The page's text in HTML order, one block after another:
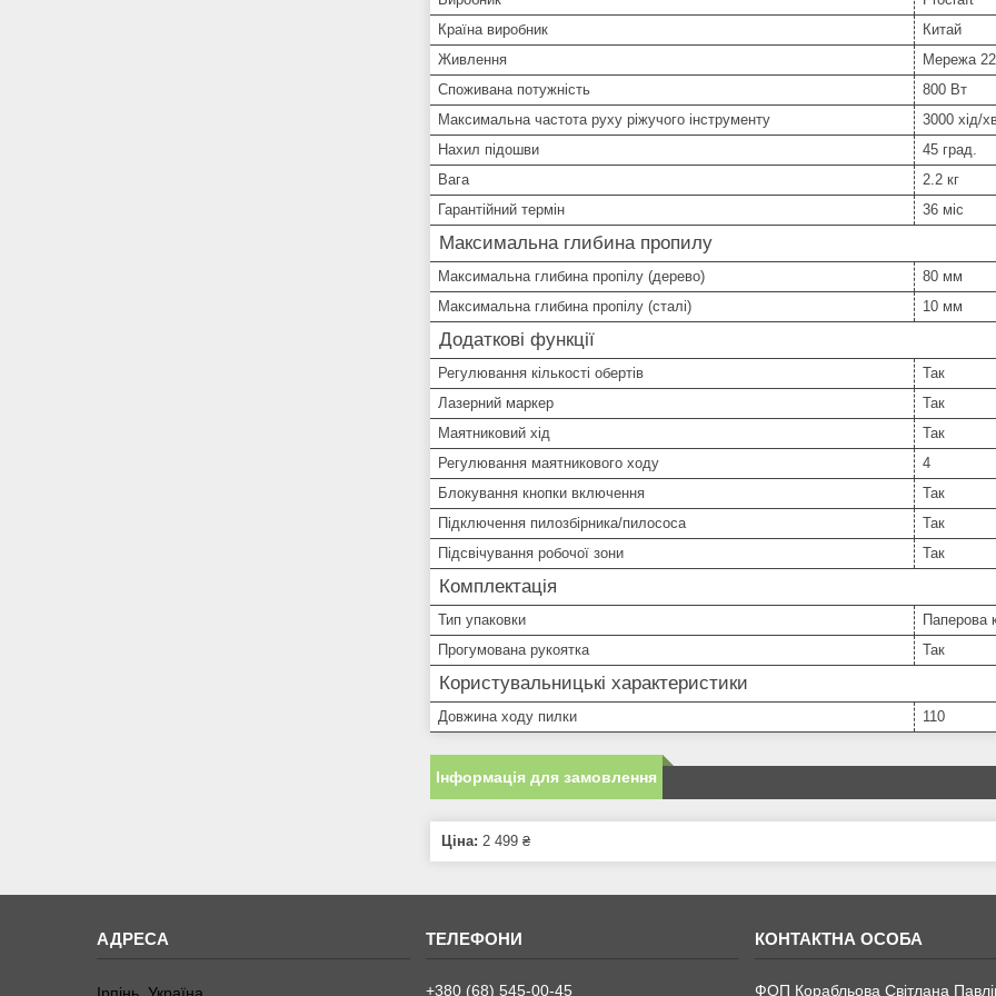
Країна виробник
Китай
Живлення
Мережа
Споживана потужність
800 Вт
Максимальна частота руху ріжучого інструменту
3000 хід/
Нахил підошви
45 град.
Вага
2.2 кг
Гарантійний термін
36 міс
Максимальна глибина пропилу
Максимальна глибина пропілу (дерево)
80 мм
Максимальна глибина пропілу (сталі)
10 мм
Додаткові функції
Регулювання кількості обертів
Так
Лазерний маркер
Так
Маятниковий хід
Так
Регулювання маятникового ходу
4
Блокування кнопки включення
Так
Підключення пилозбірника/пилососа
Так
Підсвічування робочої зони
Так
Комплектація
Тип упаковки
Паперова
Прогумована рукоятка
Так
Користувальницькі характеристики
Довжина ходу пилки 110
Інформація для замовлення
Ціна: 2 499 ₴
+380 (68) 545-00-45 ФОП Корабльова Світлана